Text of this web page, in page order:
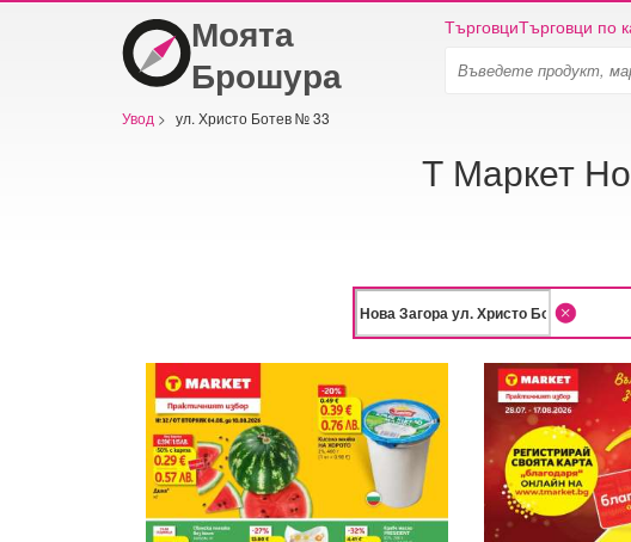
Моята
Брошура
ТърговциТърговци по
Увод > ул. Христо Ботев № 33
Т Маркет